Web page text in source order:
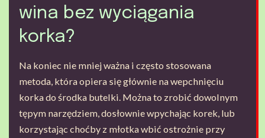
wina bez wyciągania
korka?
Na koniec nie mniej ważna i często stosowana
metoda, która opiera się głównie na wepchnięciu
korka do środka butelki. Można to zrobić dowolnym
tępym narzędziem, dosłownie wpychając korek, lub
korzystając choćby z młotka wbić ostrożnie przy